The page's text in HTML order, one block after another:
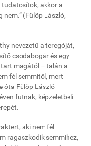
tudatosítok, akkor a
nem.” (Fülöp László,
nevezetű alteregóját,
csodabogár és egy
magától – talán a
fél semmitől, mert
óta Fülöp László
futnak, képzeletbeli
aki nem fél
ragaszkodik semmihez,